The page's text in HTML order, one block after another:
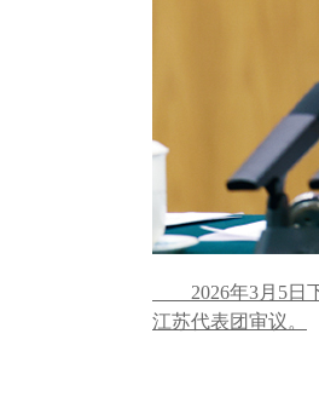
2026年3月5日下
江苏代表团审议。